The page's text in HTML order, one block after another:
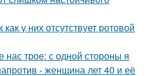
у них отсутствует ротовой
нас трое: с одной стороны я
- женщина лет 40 и её